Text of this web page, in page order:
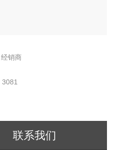
经销商
3081
联系我们